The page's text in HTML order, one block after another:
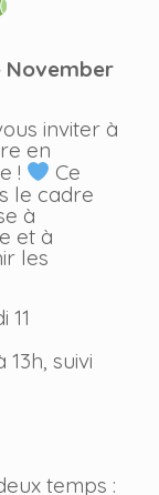
November
inviter à
en
!
Ce
le cadre
à
et à
les
11
suivi
temps :